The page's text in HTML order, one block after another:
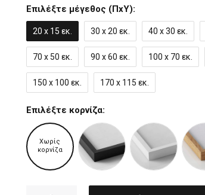
Επιλέξτε μέγεθος (ΠxΥ):
20 x 15 εκ. 30 x 20 εκ. 40 x 30 εκ.
70 x 50 εκ. 90 x 60 εκ. 100 x 70 εκ.
150 x 100 εκ. 170 x 115 εκ.
Επιλέξτε κορνίζα:
Χωρίς
κορνίζα